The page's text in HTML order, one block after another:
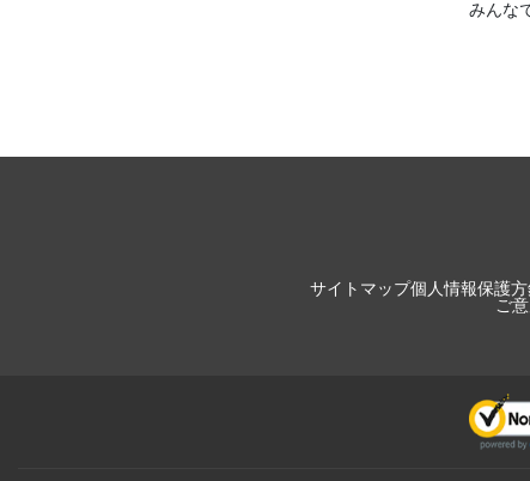
みんな
サイトマップ個人情報保護方
ご